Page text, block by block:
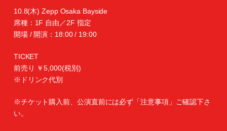
10.8(木) Zepp Osaka Bayside
席種：1F 自由／2F 指定
開場 / 開演：18:00 / 19:00
TICKET
前売り ￥5,000(税別)
※ドリンク代別
※チケット購入前、公演直前には必ず「注意事項」ご確認下さ
い。